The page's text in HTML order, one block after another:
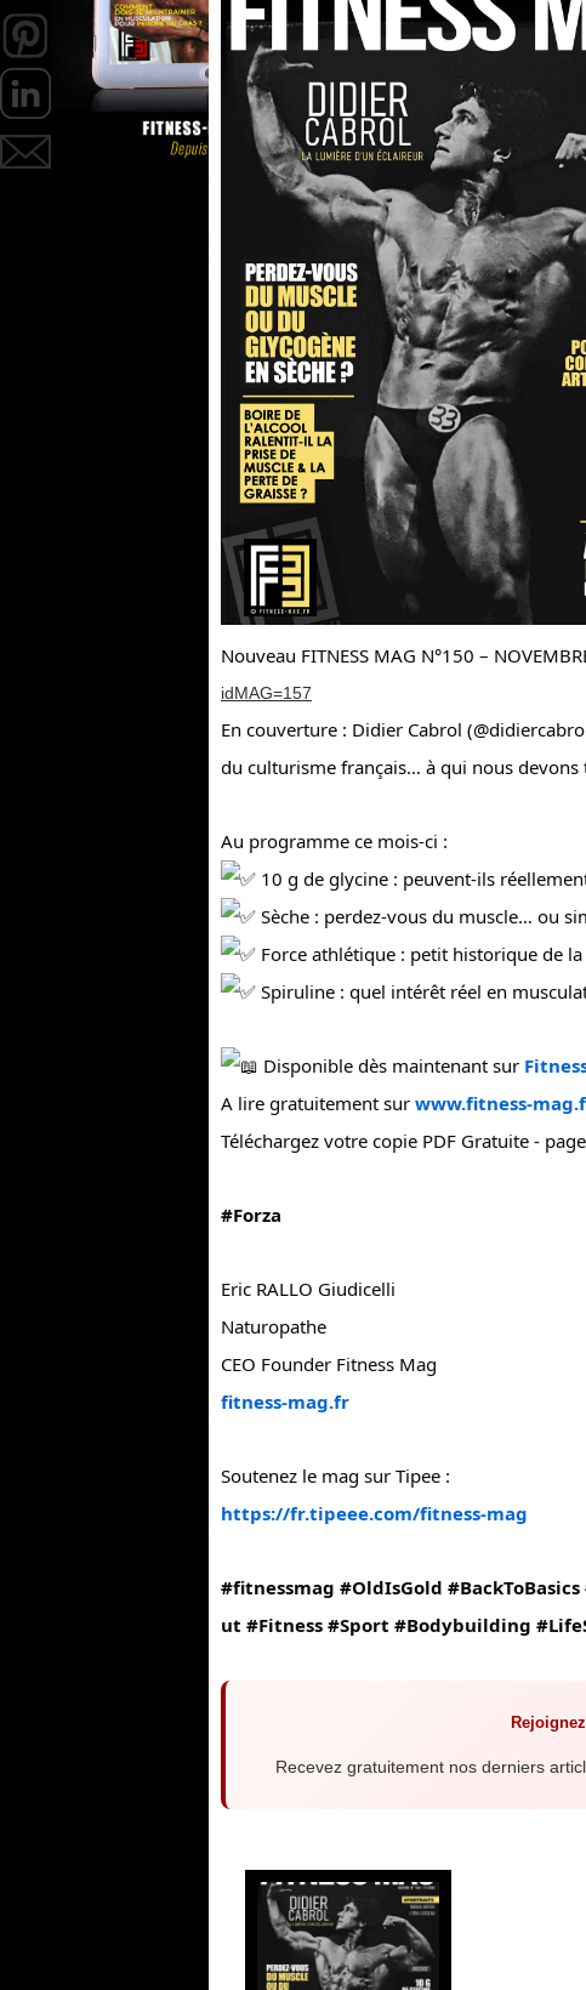
Nouveau FITNESS MAG N°150 –
idMAG=157
En couverture : Didier Cabrol
du culturisme français… à qui nous devons
Au programme ce mois-ci :
10 g de glycine : peuvent-ils
Sèche : perdez-vous du muscle… ou
Force athlétique : petit historique de
Spiruline : quel intérêt réel en
Disponible dès maintenant sur
A lire gratuitement sur www.fitness-
Téléchargez votre copie PDF Gratuite -
#Forza
Eric RALLO Giudicelli
Naturopathe
CEO Founder Fitness Mag
fitness-mag.fr
Soutenez le mag sur Tipee :
https://fr.tipeee.com/fitness-mag
#fitnessmag #OldIsGold #BackToBasics
ut #Fitness #Sport #Bodybuilding
Recevez gratuitement nos derniers